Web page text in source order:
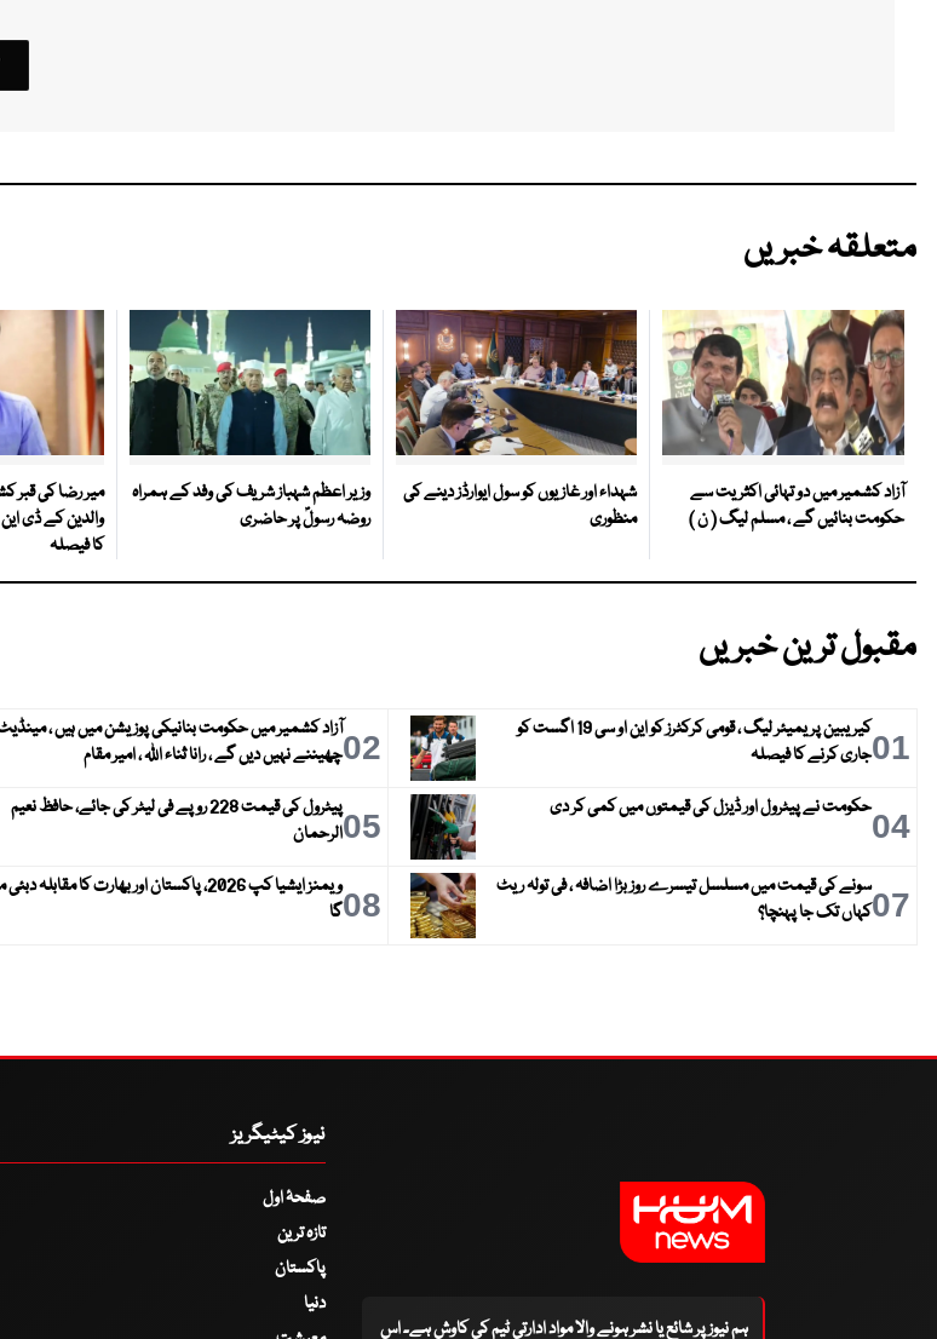
متعلقہ خبریں
آزاد کشمیر میں دو تہائی اکثریت سے
حکومت بنائیں گے ، مسلم لیگ ( ن )
شہداء اور غازیوں کو سول ایوارڈز دینے کی
منظوری
وزیر اعظم شہباز شریف کی وفد کے ہمراہ
روضہ رسولؐ پر حاضری
میر رضا کی قبر
والدین کے ڈی
کا فیصلہ
مقبول ترین خبریں
01
کیریبین پریمیئر لیگ ، قومی کرکٹرز کو این او سی 19 اگست کو
جاری کرنے کا فیصلہ
02آزاد کشمیر میں حکومت بنانیکی پوزیشن میں ہیں ،
چھیننے نہیں دیں گے ، رانا ثناء اللہ ، امیر مقام
04حکومت نے پیٹرول اور ڈیزل کی قیمتوں میں کمی کر دی 05
پیٹرول کی قیمت 228 روپے فی لیٹر کی جائے، حافظ نعیم
الرحمان
07سونے کی قیمت میں مسلسل تیسرے روز بڑا اضافہ ، فی تولہ ریٹ
کہاں تک جا پہنچا؟
08
ویمنز ایشیا کپ 2026، پاکستان اور بھارت کا مقابلہ
گا
ہم نیوز پر شائع یا نشر ہونے والا مواد ادارتی ٹیم کی کاوش ہے۔ اس
نیوز کیٹیگریز
صفحۂ اول
تازہ ترین
پاکستان
دنیا